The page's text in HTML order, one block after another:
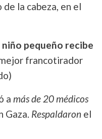
la cabeza, en el
niño pequeño recibe
francotirador
a más de 20 médicos
Gaza. Respaldaron el